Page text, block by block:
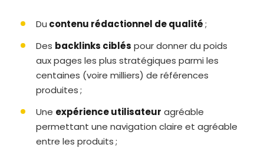
Du contenu rédactionnel de qualité;
Des backlinks ciblés pour donner du poids
aux pages les plus stratégiques parmi les
centaines (voire milliers) de références
produites ;
Une expérience utilisateur agréable
permettant une navigation claire et agréable
entre les produits ;